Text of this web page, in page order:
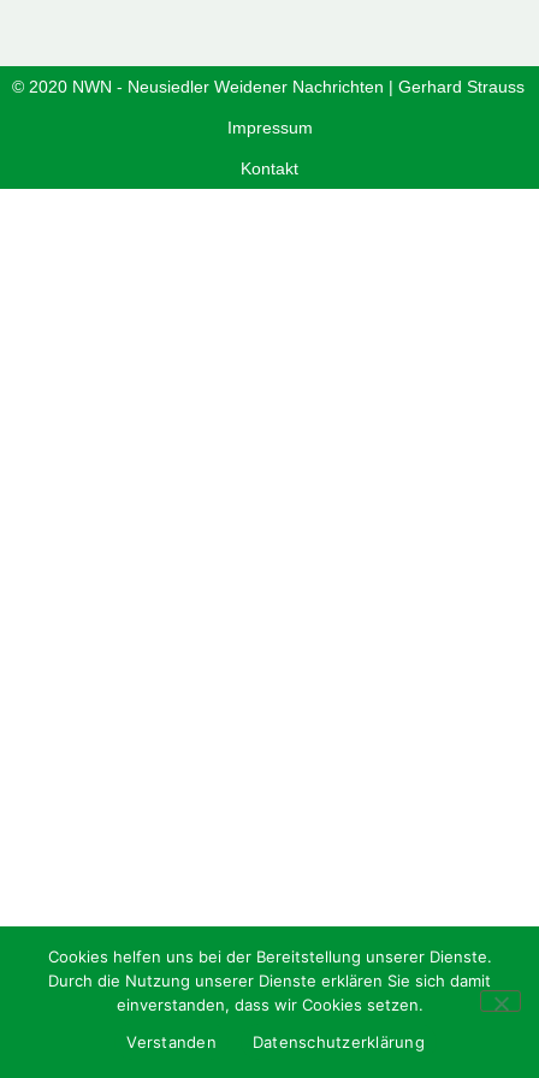
© 2020 NWN - Neusiedler Weidener Nachrichten | Gerhard Strauss
Impressum
Kontakt
Cookies helfen uns bei der Bereitstellung unserer Dienste.
Durch die Nutzung unserer Dienste erklären Sie sich damit
einverstanden, dass wir Cookies setzen.
Verstanden
Datenschutzerklärung